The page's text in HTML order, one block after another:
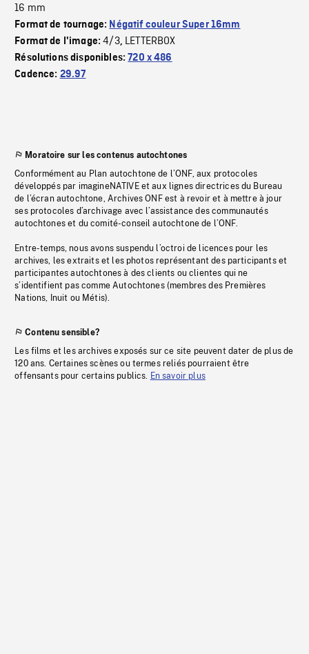
16 mm
Format de tournage: Négatif couleur Super 16mm
Format de l'image:4/3, LETTERBOX
Résolutions disponibles:720 x 486
Cadence: 29.97
Moratoire sur les contenus autochtones
Conformément au Plan autochtone de l’ONF, aux protocoles
développés par imagineNATIVE et aux lignes directrices du Bureau
de l’écran autochtone, Archives ONF est à revoir et à mettre à jour
ses protocoles d’archivage avec l’assistance des communautés
autochtones et du comité-conseil autochtone de l’ONF.
Entre-temps, nous avons suspendu l’octroi de licences pour les
archives, les extraits et les photos représentant des participants et
participantes autochtones à des clients ou clientes qui ne
s’identifient pas comme Autochtones (membres des Premières
Nations, Inuit ou Métis).
Contenu sensible?
Les films et les archives exposés sur ce site peuvent dater de plus de
120 ans. Certaines scènes ou termes reliés pourraient être
offensants pour certains publics. En savoir plus